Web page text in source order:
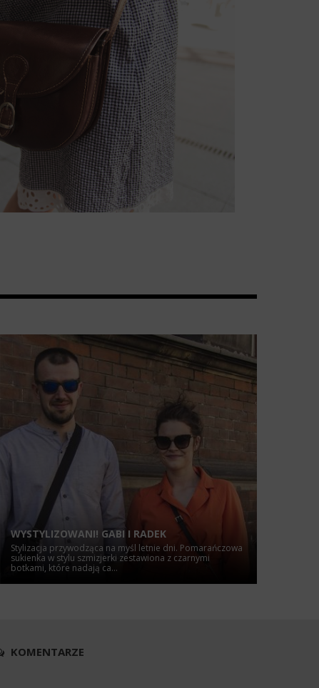
WYSTYLIZOWANI! GABI I RADEK
Stylizacja przywodząca na myśl letnie dni. Pomarańczowa
sukienka w stylu szmizjerki zestawiona z czarnymi
botkami, które nadają ca...
KOMENTARZE